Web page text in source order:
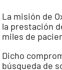
La misión de
la prestación
miles de
Dicho
búsqueda de